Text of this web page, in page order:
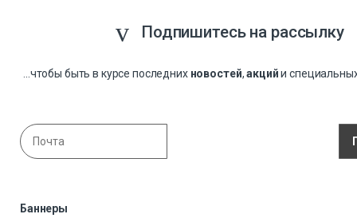
Подпишитесь на рассылку
...чтобы быть в курсе последних новостей,акцийи
Баннеры